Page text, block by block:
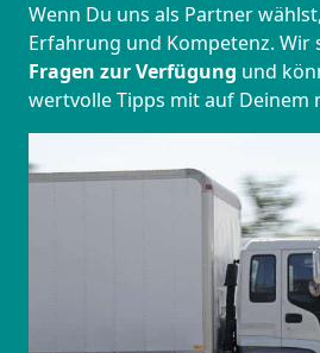
Wenn Du uns als Partner
Erfahrung und Kompetenz. Wir
Fragen zur Verfügung und
wertvolle Tipps mit auf Deinem